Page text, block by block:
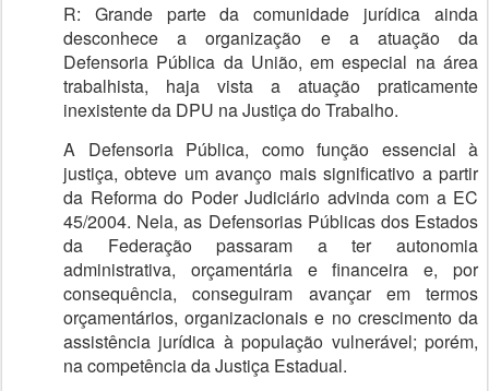
R: Grande parte da comunidade jurídica ainda
desconhece a organização e a atuação da
Defensoria Pública da União, em especial na área
trabalhista, haja vista a atuação praticamente
inexistente da DPU na Justiça do Trabalho.
A Defensoria Pública, como função essencial à
justiça, obteve um avanço mais significativo a partir
da Reforma do Poder Judiciário advinda com a EC
45/2004. Nela, as Defensorias Públicas dos Estados
da Federação passaram a ter autonomia
administrativa, orçamentária e financeira e, por
consequência, conseguiram avançar em termos
orçamentários, organizacionais e no crescimento da
assistência jurídica à população vulnerável; porém,
na competência da Justiça Estadual.